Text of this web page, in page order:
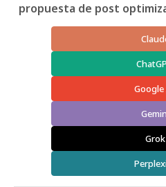
propuesta de post
Grok